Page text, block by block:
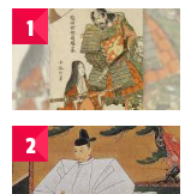
1
2